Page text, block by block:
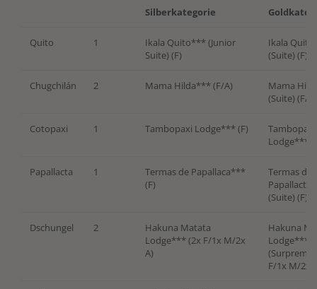
Silberkategorie
Quito 1
Ikala Quito*** (Junior
Suite) (F)
Ikala
(Suite) (F)
Chugchilán 2 Mama Hilda*** (F/A)
Mama
(Suite) (F/A)
Cotopaxi 1 Tambopaxi Lodge*** (F)
Tambopaxi
Lodge***
Papallacta 1
Termas de Papallaca***
(F)
Termas de
(Suite) (F)
Dschungel 2
Hakuna Matata
Lodge*** (2x F/1x M/2x
A)
Hakuna
Lodge***
F/1x M/2x